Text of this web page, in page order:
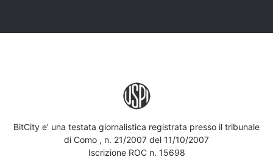
BitCity e' una testata giornalistica registrata presso il tribunale
di Como , n. 21/2007 del 11/10/2007
Iscrizione ROC n. 15698